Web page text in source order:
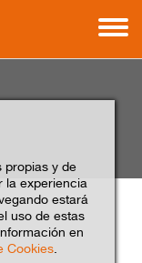
propias y de
la experiencia
estará
uso de estas
en
Cookies.